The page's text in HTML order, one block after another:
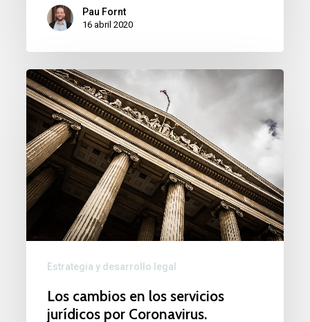
Pau Fornt
16 abril 2020
Los
cambios
los
servicios
jurídicos
por
Coronavirus.
Estrategia y desarrollo legal
Los cambios en los servicios
jurídicos por Coronavirus.